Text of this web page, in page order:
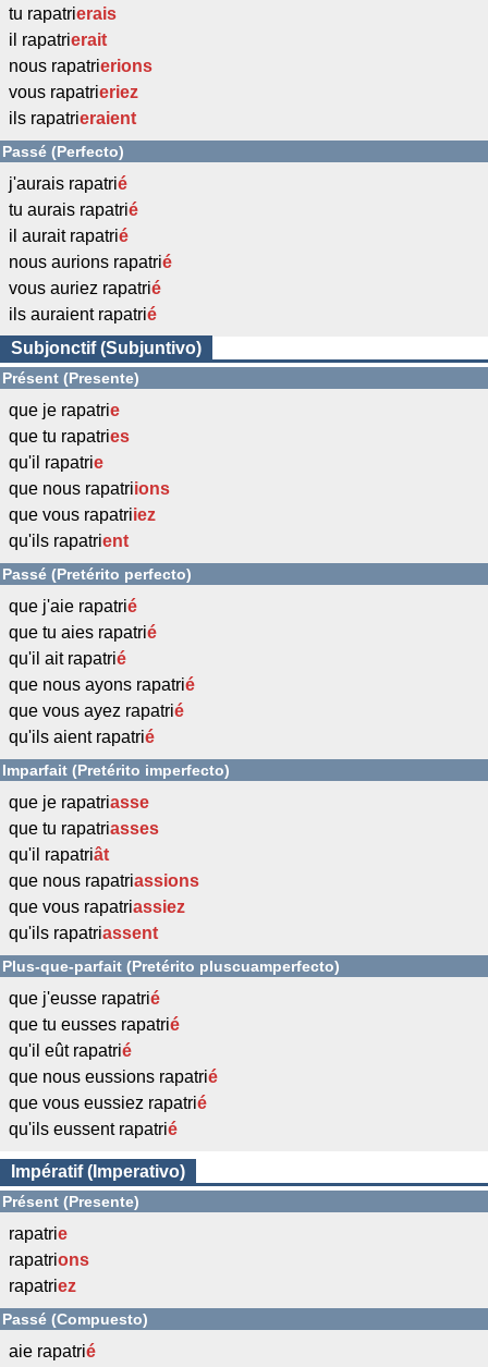
tu rapatrierais
il rapatrierait
nous rapatrierions
vous rapatrieriez
ils rapatrieraient
Passé (Perfecto)
j'aurais rapatrié
tu aurais rapatrié
il aurait rapatrié
nous aurions rapatrié
vous auriez rapatrié
ils auraient rapatrié
Subjonctif (Subjuntivo)
Présent (Presente)
que je rapatrie
que tu rapatries
qu'il rapatrie
que nous rapatriions
que vous rapatriiez
qu'ils rapatrient
Passé (Pretérito perfecto)
que j'aie rapatrié
que tu aies rapatrié
qu'il ait rapatrié
que nous ayons rapatrié
que vous ayez rapatrié
qu'ils aient rapatrié
Imparfait (Pretérito imperfecto)
que je rapatriasse
que tu rapatriasses
qu'il rapatriât
que nous rapatriassions
que vous rapatriassiez
qu'ils rapatriassent
Plus-que-parfait (Pretérito pluscuamperfecto)
que j'eusse rapatrié
que tu eusses rapatrié
qu'il eût rapatrié
que nous eussions rapatrié
que vous eussiez rapatrié
qu'ils eussent rapatrié
Impératif (Imperativo)
Présent (Presente)
rapatrie
rapatrions
rapatriez
Passé (Compuesto)
aie rapatrié